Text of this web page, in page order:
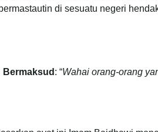
bermastautin di sesuatu negeri
Bermaksud : “Wahai orang-orang